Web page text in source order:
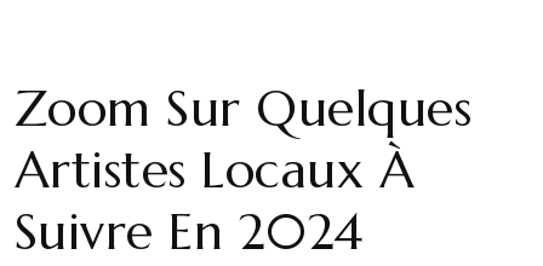
Zoom Sur Quelques
Artistes Locaux À
Suivre En 2024